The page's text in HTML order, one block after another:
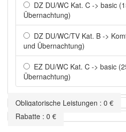
DZ DU/WC Kat. C -> basic
Übernachtung)
DZ DU/WC/TV Kat. B ->
und Übernachtung)
EZ DU/WC Kat. C -> basic
Übernachtung)
Obligatorische Leistungen : 0 €
Rabatte : 0 €